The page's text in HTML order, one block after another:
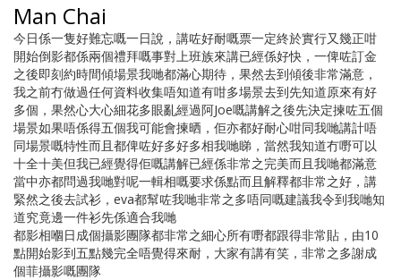
Man Chai
今日係一隻好難忘嘅一日說，講咗好耐嘅票一定終於實行又幾正咁
開始倒影都係兩個禮拜嘅事對上班族來講已經係好快，一俾咗訂金
之後即刻約時間傾場景我哋都滿心期待，果然去到傾後非常滿意，
我之前冇做過任何資料收集唔知道有咁多場景去到先知道原來有好
多個，果然心大心細花多眼亂經過阿Joe嘅講解之後先決定揀咗五個
場景如果唔係得五個我可能會揀晒，佢亦都好耐心咁同我哋講計唔
同場景嘅特性而且都俾咗好多好多相我哋睇，當然我知道冇嘢可以
十全十美但我已經覺得佢嘅講解已經係非常之完美而且我哋都滿意
當中亦都問過我哋對呢一輯相嘅要求係點而且解釋都非常之好，講
緊然之後去試衫，eva都幫咗我哋非常之多唔同嘅建議我令到我哋知
道究竟邊一件衫先係適合我哋
都影相嗰日成個攝影團隊都非常之細心所有嘢都跟得非常貼，由10
點開始影到五點幾完全唔覺得來耐，大家有講有笑，非常之多謝成
個菲攝影嘅團隊